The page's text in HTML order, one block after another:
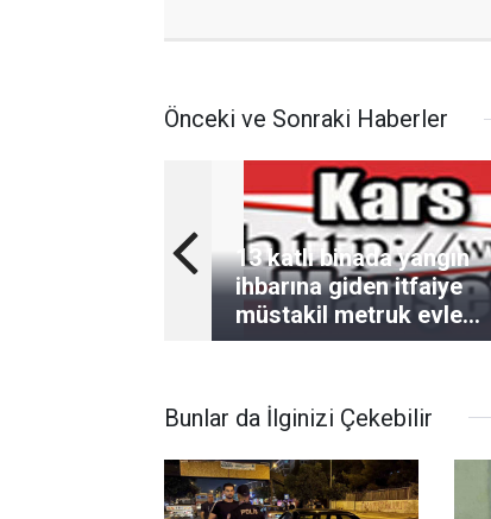
Önceki ve Sonraki Haberler
13 katlı binada yangın
ihbarına giden itfaiye
müstakil metruk evle
karşılaştı
Bunlar da İlginizi Çekebilir